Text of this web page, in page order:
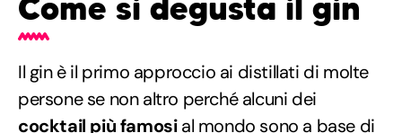
Come si degusta il gin
Il gin è il primo approccio ai distillati di molte
persone se non altro perché alcuni dei
cocktail più famosial mondo sono a base di